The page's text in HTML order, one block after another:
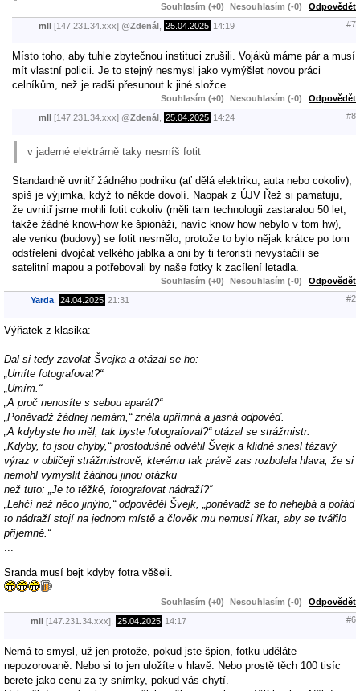
Souhlasím (+0) Nesouhlasím (-0) Odpovědět
mll [147.231.34.xxx] @Zdenál 25.04.2025 14:19 #7
Místo toho, aby tuhle zbytečnou instituci zrušili. Vojáků máme pár a musí
mít vlastní policii. Je to stejný nesmysl jako vymýšlet novou práci
celníkům, než je radši přesunout k jiné složce.
Souhlasím (+0) Nesouhlasím (-0) Odpovědět
mll [147.231.34.xxx] @Zdenál 25.04.2025 14:24 #8
v jaderné elektrárně taky nesmíš fotit
Standardně uvnitř žádného podniku (ať dělá elektriku, auta nebo cokoliv),
spíš je výjimka, když to někde dovolí. Naopak z ÚJV Řež si pamatuju,
že uvnitř jsme mohli fotit cokoliv (měli tam technologii zastaralou 50 let,
takže žádné know-how ke špionáži, navíc know how nebylo v tom hw),
ale venku (budovy) se fotit nesmělo, protože to bylo nějak krátce po tom
odstřelení dvojčat velkého jablka a oni by ti teroristi nevystačili se
satelitní mapou a potřebovali by naše fotky k zacílení letadla.
Souhlasím (+0) Nesouhlasím (-0) Odpovědět
Yarda 24.04.2025 21:31 #2
Výňatek z klasika:
Dal si tedy zavolat Švejka a otázal se ho:
„Umíte fotografovat?“
„Umím.“
„A proč nenosíte s sebou aparát?“
„Poněvadž žádnej nemám,“ zněla upřímná a jasná odpověď.
„A kdybyste ho měl, tak byste fotografoval?“ otázal se strážmistr.
„Kdyby, to jsou chyby,“ prostodušně odvětil Švejk a klidně snesl tázavý
výraz v obličeji strážmistrově, kterému tak právě zas rozbolela hlava, že si
nemohl vymyslit žádnou jinou otázku
než tuto: „Je to těžké, fotografovat nádraží?“
„Lehčí než něco jinýho,“ odpověděl Švejk, „poněvadž se to nehejbá a pořád
to nádraží stojí na jednom místě a člověk mu nemusí říkat, aby se tvářilo
příjemně.“
Sranda musí bejt kdyby fotra věšeli.
Souhlasím (+0) Nesouhlasím (-0) Odpovědět
mll [147.231.34.xxx], 25.04.2025 14:17 #6
Nemá to smysl, už jen protože, pokud jste špion, fotku uděláte
nepozorovaně. Nebo si to jen uložíte v hlavě. Nebo prostě těch 100 tisíc
berete jako cenu za ty snímky, pokud vás chytí.